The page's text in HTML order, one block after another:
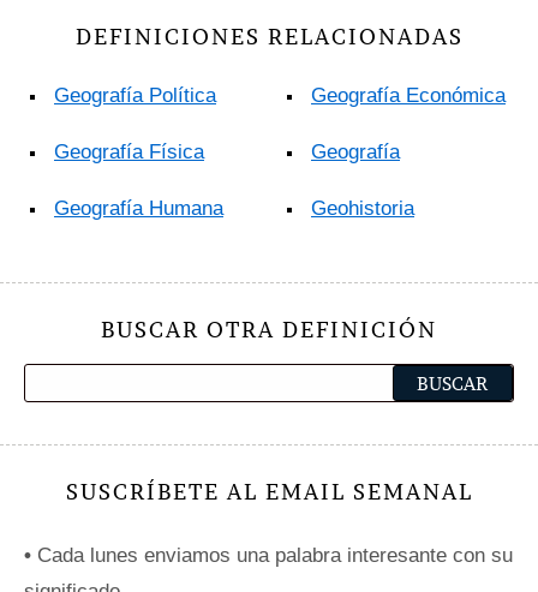
DEFINICIONES RELACIONADAS
Geografía Política
Geografía Física
Geografía Humana
Geografía Económica
Geografía
Geohistoria
BUSCAR OTRA DEFINICIÓN
SUSCRÍBETE AL EMAIL SEMANAL
• Cada lunes enviamos una palabra interesante con su